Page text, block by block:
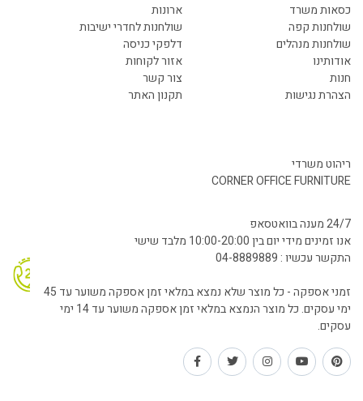
כסאות משרד
ארונות
שולחנות קפה
שולחנות לחדרי ישיבות
שולחנות מנהלים
דלפקי כניסה
אודותינו
אזור לקוחות
חנות
צור קשר
הצהרת נגישות
תקנון האתר
ריהוט משרדי
CORNER OFFICE FURNITURE
24/7 מענה בוואטסאפ
אנו זמינים מידי יום בין 10:00-20:00 מלבד שישי
התקשר עכשיו : 04-8889889
זמני אספקה - כל מוצר שלא נמצא במלאי זמן אספקה משוער עד 45
ימי עסקים. כל מוצר הנמצא במלאי זמן אספקה משוער עד 14 ימי
עסקים.